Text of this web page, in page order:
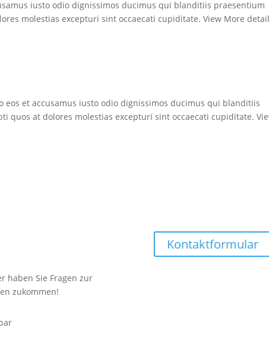
iusto odio dignissimos ducimus qui blanditiis praesentium
molestias excepturi sint occaecati cupiditate. View More
eos et accusamus iusto odio dignissimos ducimus qui blanditiis
quos at dolores molestias excepturi sint occaecati cupiditate.
haben Sie Fragen zur
zukommen!
Kontaktformular